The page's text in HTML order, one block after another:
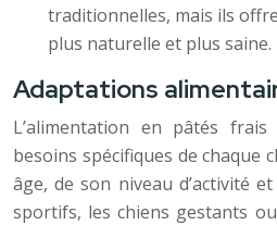
traditionnelles, mais ils
plus naturelle et plus saine.
Adaptations
L’alimentation en pâtés
besoins spécifiques de chaque
âge, de son niveau d’activité
sportifs, les chiens gestants